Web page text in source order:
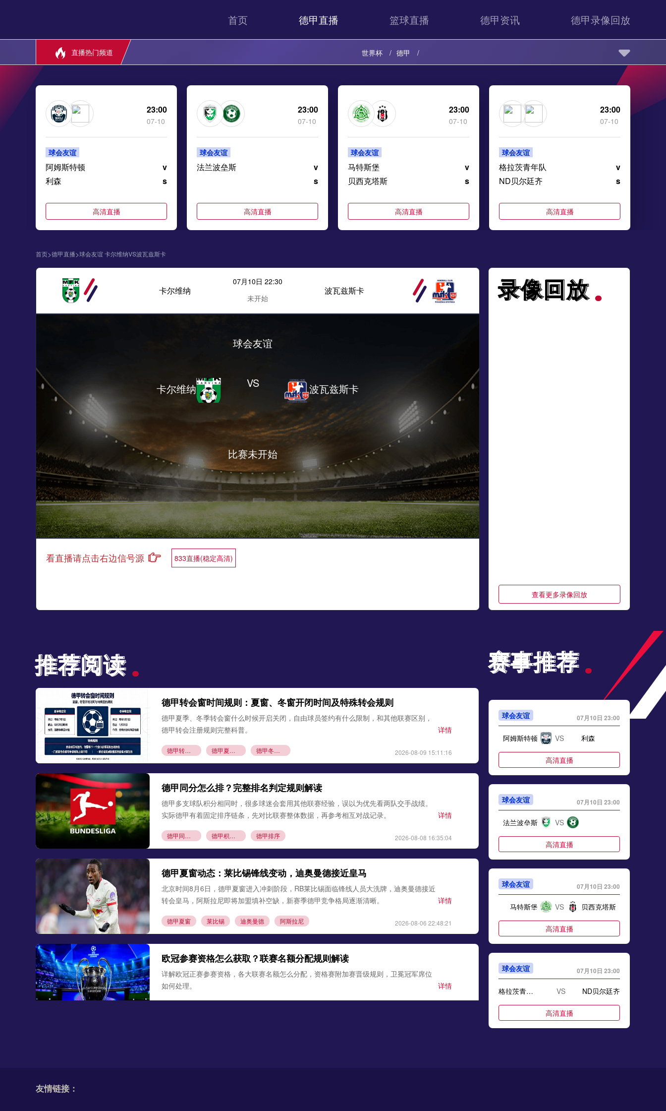
首页 德甲直播 篮球直播 德甲资讯 德甲录像回放
直播热门频道 世界杯 德甲
23:00
07-10
球会友谊
阿姆斯特顿
v
利森
s
高清直播
23:00
07-10
球会友谊
法兰波垒斯
v
s
高清直播
23:00
07-10
球会友谊
马特斯堡
v
贝西克塔斯
s
高清直播
23:00
07-10
球会友谊
格拉茨青年队
v
ND贝尔廷齐
s
高清直播
首页>德甲直播>球会友谊 卡尔维纳VS波瓦兹斯卡
卡尔维纳
07月10日 22:30
未开始
波瓦兹斯卡
卡尔维纳
球会友谊
VS
比赛未开始
波瓦兹斯卡
看直播请点击右边信号源 833直播(稳定高清)
录像回放
录像回放
查看更多录像回放
推荐阅读
推荐阅读
德甲转会窗时间规则：夏窗、冬窗开闭时间及特殊转会规则
德甲夏季、冬季转会窗什么时候开启关闭，自由球员签约有什么限制，和其他联赛区别，
德甲转会注册规则完整科普。
详情
德甲转会窗口 德甲夏窗时间
德甲冬窗什么时候关闭
2026-08-09 15:11:16
德甲同分怎么排？完整排名判定规则解读
德甲多支球队积分相同时，很多球迷会套用其他联赛经验，误以为优先看两队交手战绩。
实际德甲有着固定排序链条，先对比联赛整体数据，再参考相互对战记录。
详情
德甲同分排名 德甲积分榜规则
德甲排序
2026-08-08 16:35:04
德甲夏窗动态：莱比锡锋线变动，迪奥曼德接近皇马
北京时间8月6日，德甲夏窗进入冲刺阶段，RB莱比锡面临锋线人员大洗牌，迪奥曼德接近
转会皇马，阿斯拉尼即将加盟填补空缺，新赛季德甲竞争格局逐渐清晰。
详情
德甲夏窗 莱比锡 迪奥曼德 阿斯拉尼 2026-08-06 22:48:21
欧冠参赛资格怎么获取？联赛名额分配规则解读
详解欧冠正赛参赛资格，各大联赛名额怎么分配，资格赛附加赛晋级规则，卫冕冠军席位
如何处理。
详情
赛事推荐
赛事推荐
球会友谊 07月10日 23:00
阿姆斯特顿 VS 利森
高清直播
球会友谊 07月10日 23:00
法兰波垒斯 VS
高清直播
球会友谊 07月10日 23:00
马特斯堡 VS 贝西克塔斯
高清直播
球会友谊 07月10日 23:00
格拉茨青年队 VS ND贝尔廷齐
高清直播
友情链接：